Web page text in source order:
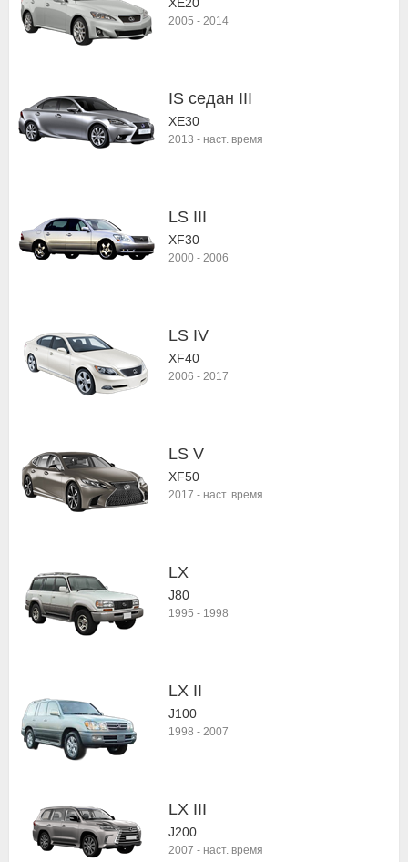
2005 - 2014
IS седан III
XE30
2013 - наст. время
LS III
XF30
2000 - 2006
LS IV
XF40
2006 - 2017
LS V
XF50
2017 - наст. время
LX
J80
1995 - 1998
LX II
J100
1998 - 2007
LX III
J200
2007 - наст. время